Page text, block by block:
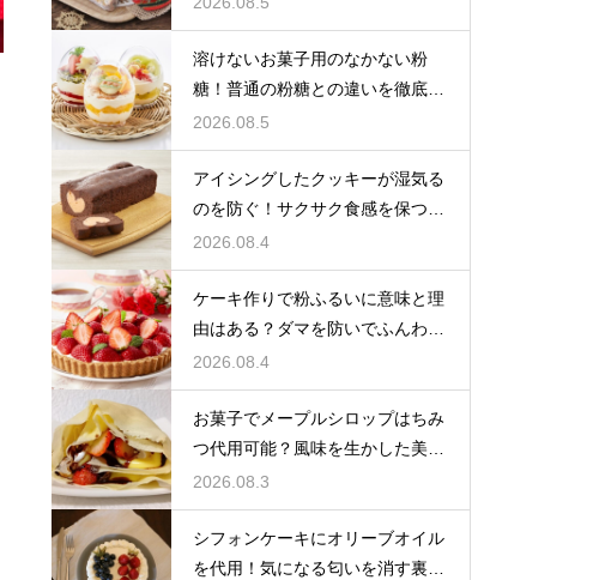
溶けないお菓子用のなかない粉
糖！普通の粉糖との違いを徹底解
説
2026.08.5
アイシングしたクッキーが湿気る
のを防ぐ！サクサク食感を保つ裏
技
2026.08.4
ケーキ作りで粉ふるいに意味と理
由はある？ダマを防いでふんわり
と軽い生地に焼き上げるための基
本
2026.08.4
お菓子でメープルシロップはちみ
つ代用可能？風味を生かした美味
しい技
2026.08.3
シフォンケーキにオリーブオイル
を代用！気になる匂いを消す裏ワ